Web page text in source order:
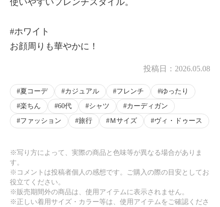
#ホワイト
お顔周りも華やかに！
投稿日： 2026.05.08
夏コーデ カジュアル フレンチ
ゆったり
楽ちん
60代 シャツ
カーディガン
ファッション
旅行 Ｍサイズ ヴィ・ドゥース
※写り方によって、実際の商品と色味等が異なる場合がありま
す。
※コメントは投稿者個人の感想です。ご購入の際の目安としてお
役立てください。
※販売期間外の商品は、使用アイテムに表示されません。
※正しい着用サイズ・カラー等は、使用アイテムをご確認くださ